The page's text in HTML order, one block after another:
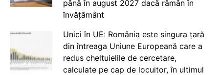
până în august 2027 dacă rămân în
învățământ
Unici în UE: România este singura țară
din întreaga Uniune Europeană care a
redus cheltuielile de cercetare,
calculate pe cap de locuitor, în ultimul